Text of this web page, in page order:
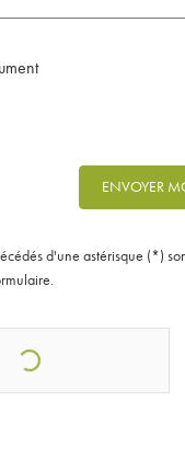
ENVOYER
d'une astérisque (*)